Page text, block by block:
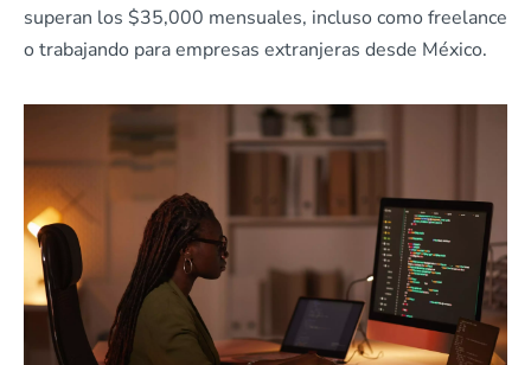
superan los $35,000 mensuales, incluso como freelance
o trabajando para empresas extranjeras desde México.